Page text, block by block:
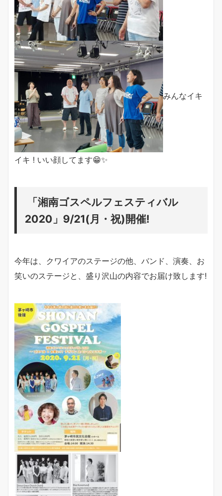
みんなイキ
イキ ! いい顔してます😁✨
「湘南ゴスペルフェスティバル
2020」9/21(月・祝)開催!
今年は、クワイアのステージの他、バンド、演奏、お
笑いのステージと、盛り沢山の内容でお届け致します!